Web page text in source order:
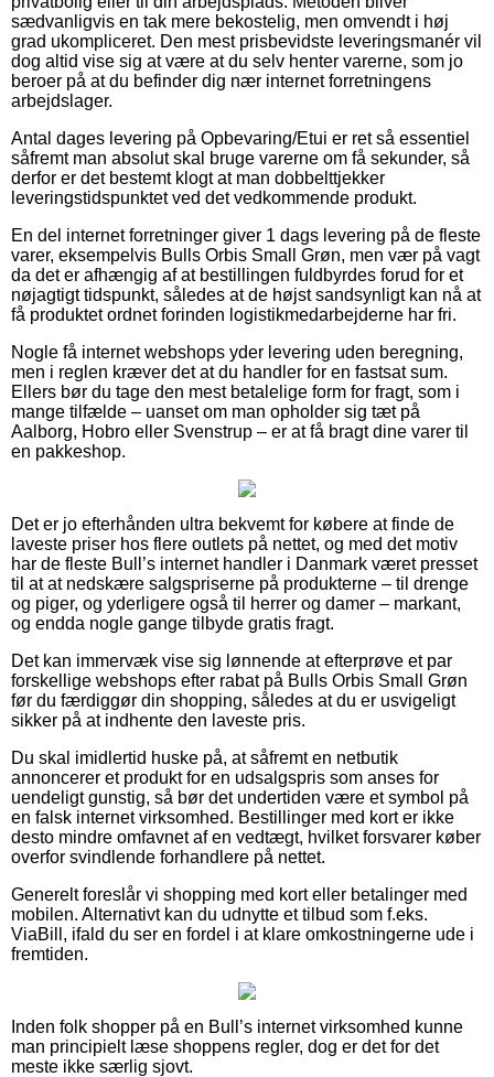
sædvanligvis en tak mere bekostelig, men omvendt i høj
grad ukompliceret. Den mest prisbevidste leveringsmanér vil
dog altid vise sig at være at du selv henter varerne, som jo
beroer på at du befinder dig nær internet forretningens
arbejdslager.
Antal dages levering på Opbevaring/Etui er ret så essentiel
såfremt man absolut skal bruge varerne om få sekunder, så
derfor er det bestemt klogt at man dobbelttjekker
leveringstidspunktet ved det vedkommende produkt.
En del internet forretninger giver 1 dags levering på de fleste
varer, eksempelvis Bulls Orbis Small Grøn, men vær på vagt
da det er afhængig af at bestillingen fuldbyrdes forud for et
nøjagtigt tidspunkt, således at de højst sandsynligt kan nå at
få produktet ordnet forinden logistikmedarbejderne har fri.
Nogle få internet webshops yder levering uden beregning,
men i reglen kræver det at du handler for en fastsat sum.
Ellers bør du tage den mest betalelige form for fragt, som i
mange tilfælde – uanset om man opholder sig tæt på
Aalborg, Hobro eller Svenstrup – er at få bragt dine varer til
en pakkeshop.
Det er jo efterhånden ultra bekvemt for købere at finde de
laveste priser hos flere outlets på nettet, og med det motiv
har de fleste Bull’s internet handler i Danmark været presset
til at at nedskære salgspriserne på produkterne – til drenge
og piger, og yderligere også til herrer og damer – markant,
og endda nogle gange tilbyde gratis fragt.
Det kan immervæk vise sig lønnende at efterprøve et par
forskellige webshops efter rabat på Bulls Orbis Small Grøn
før du færdiggør din shopping, således at du er usvigeligt
sikker på at indhente den laveste pris.
Du skal imidlertid huske på, at såfremt en netbutik
annoncerer et produkt for en udsalgspris som anses for
uendeligt gunstig, så bør det undertiden være et symbol på
en falsk internet virksomhed. Bestillinger med kort er ikke
desto mindre omfavnet af en vedtægt, hvilket forsvarer køber
overfor svindlende forhandlere på nettet.
Generelt foreslår vi shopping med kort eller betalinger med
mobilen. Alternativt kan du udnytte et tilbud som f.eks.
ViaBill, ifald du ser en fordel i at klare omkostningerne ude i
fremtiden.
Inden folk shopper på en Bull’s internet virksomhed kunne
man principielt læse shoppens regler, dog er det for det
meste ikke særlig sjovt.